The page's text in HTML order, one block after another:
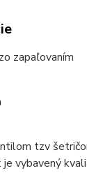
zapaľovaním
tzv
vybavený